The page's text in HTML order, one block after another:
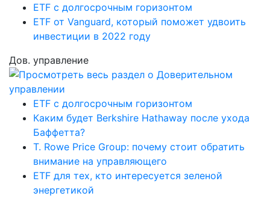
ETF с долгосрочным горизонтом
ETF от Vanguard, который поможет удвоить
инвестиции в 2022 году
Дов. управление
ETF с долгосрочным горизонтом
Каким будет Berkshire Hathaway после ухода
Баффетта?
T. Rowe Price Group: почему стоит обратить
внимание на управляющего
ETF для тех, кто интересуется зеленой
энергетикой